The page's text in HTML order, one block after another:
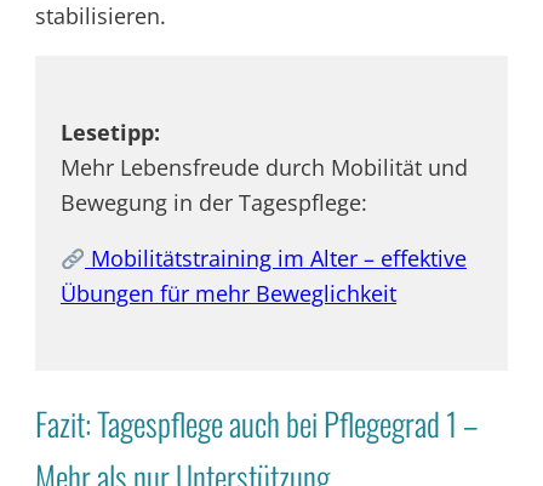
stabilisieren.
Lesetipp:
Mehr Lebensfreude durch Mobilität und
Bewegung in der Tagespflege:
Mobilitätstraining im Alter – effektive
Übungen für mehr Beweglichkeit
Fazit: Tagespflege auch bei Pflegegrad 1 –